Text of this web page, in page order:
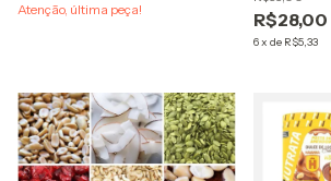
Atenção, última peça!
R$28,00
6x de R$5,33